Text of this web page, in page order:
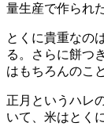
量生産で作られ
とくに貴重なの
る。さらに餅つ
はもちろんのこ
正月というハレ
いて、米はとく